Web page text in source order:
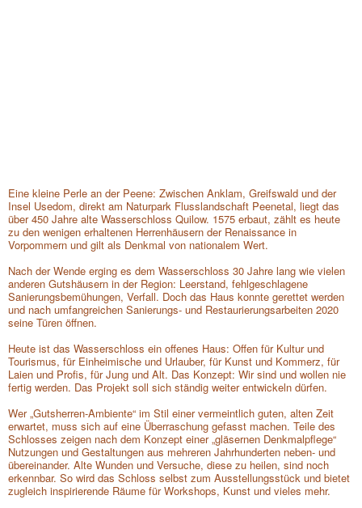
Eine kleine Perle an der Peene: Zwischen Anklam, Greifswald und der
Insel Usedom, direkt am Naturpark Flusslandschaft Peenetal, liegt das
über 450 Jahre alte Wasserschloss Quilow. 1575 erbaut, zählt es heute
zu den wenigen erhaltenen Herrenhäusern der Renaissance in
Vorpommern und gilt als Denkmal von nationalem Wert.
Nach der Wende erging es dem Wasserschloss 30 Jahre lang wie vielen
anderen Gutshäusern in der Region: Leerstand, fehlgeschlagene
Sanierungsbemühungen, Verfall. Doch das Haus konnte gerettet werden
und nach umfangreichen Sanierungs- und Restaurierungsarbeiten 2020
seine Türen öffnen.
Heute ist das Wasserschloss ein offenes Haus: Offen für Kultur und
Tourismus, für Einheimische und Urlauber, für Kunst und Kommerz, für
Laien und Profis, für Jung und Alt. Das Konzept: Wir sind und wollen nie
fertig werden. Das Projekt soll sich ständig weiter entwickeln dürfen.
Wer „Gutsherren-Ambiente“ im Stil einer vermeintlich guten, alten Zeit
erwartet, muss sich auf eine Überraschung gefasst machen. Teile des
Schlosses zeigen nach dem Konzept einer „gläsernen Denkmalpflege“
Nutzungen und Gestaltungen aus mehreren Jahrhunderten neben- und
übereinander. Alte Wunden und Versuche, diese zu heilen, sind noch
erkennbar. So wird das Schloss selbst zum Ausstellungsstück und bietet
zugleich inspirierende Räume für Workshops, Kunst und vieles mehr.